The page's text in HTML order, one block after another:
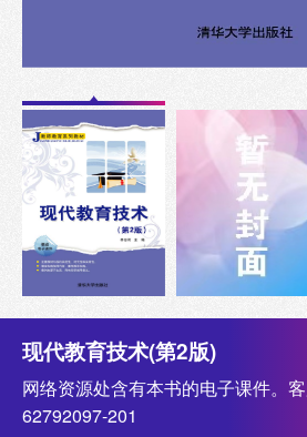
现代教育技术(第2版)
网络资源处含有本书的电子课件。
62792097-201